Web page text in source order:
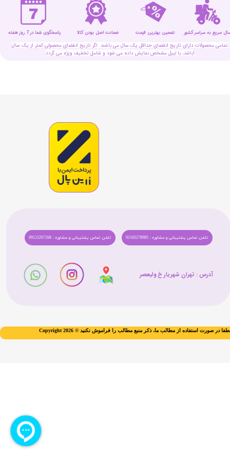
تمامی محصولات دارای تاریخ انقضای حداقل یک سال می باشند. اگر تاریخ انقضای محصولی کمتر از یک سال
باشد، با لیبل مشخص نمایش داده می شود و شامل تخفیف ویژه می گردد!
ضمانت اصل بودن کالا تضمین بهترین قیمت پاسخگوی شما در 7 روز هفته سریع به سراسر کشور
تلفن تماس پشتیبانی و مشاوره : 09123207268 تلفن تماس پشتیبانی و مشاوره : 02165278985
آدرس : تهران شهریار خ ولیعصر​​​​​​​